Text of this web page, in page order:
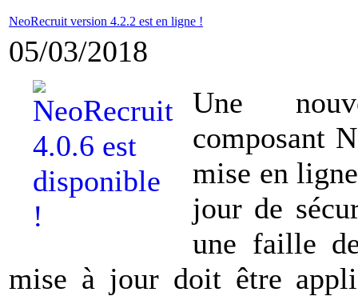
NeoRecruit version 4.2.2 est en ligne !
05/03/2018
Une
composant
mise en
jour de
une faille
mise à jour doit être